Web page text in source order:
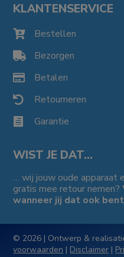
KLANTENSERVICE
 Bestellen
 Bezorgen
 Betalen
 Retourneren
 Garantie
WIST JE DAT…
… wij jouw oude apparaat
gratis mee retour nemen?
wanneer jij dat ook
© 2026 | Ontwerp &
voorwaarden | Disclaimer |